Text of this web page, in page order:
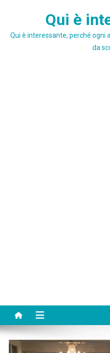
Qui è
Qui è interessante, perché ogni
da